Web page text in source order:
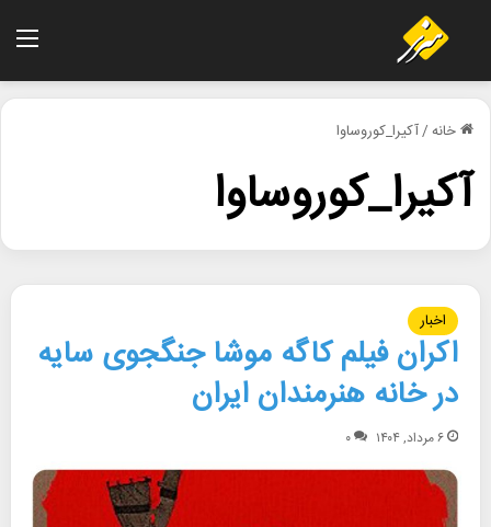
خانه/آکیرا_کوروساوا
آکیرا_کوروساوا
اخبار
اکران فیلم کاگه موشا جنگجوی سایه
در خانه هنرمندان ایران
۶ مرداد, ۱۴۰۴ ۰